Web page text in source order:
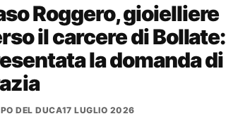
Roggero, gioielliere
il carcere di Bollate:
la domanda di
DEL DUCA17 LUGLIO 2026